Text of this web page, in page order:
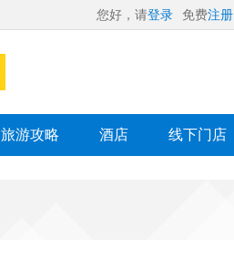
您好，请登录 免费注册
旅游攻略 酒店 线下门店